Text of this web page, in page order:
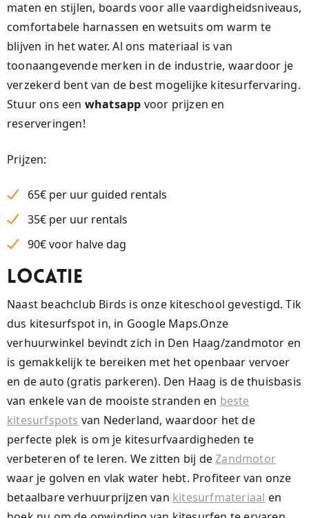
maten en stijlen, boards voor alle vaardigheidsniveaus,
comfortabele harnassen en wetsuits om warm te
blijven in het water. Al ons materiaal is van
toonaangevende merken in de industrie, waardoor je
verzekerd bent van de best mogelijke kitesurfervaring.
Stuur ons een whatsapp voor prijzen en
reserveringen!
Prijzen:
65€ per uur guided rentals
35€ per uur rentals
90€ voor halve dag
Locatie
Naast beachclub Birds is onze kiteschool gevestigd. Tik
dus kitesurfspot in, in Google Maps.Onze
verhuurwinkel bevindt zich in Den Haag/zandmotor en
is gemakkelijk te bereiken met het openbaar vervoer
en de auto (gratis parkeren). Den Haag is de thuisbasis
van enkele van de mooiste stranden en beste
kitesurfspots van Nederland, waardoor het de
perfecte plek is om je kitesurfvaardigheden te
verbeteren of te leren. We zitten bij deZandmotor
waar je golven en vlak water hebt. Profiteer van onze
betaalbare verhuurprijzen van kitesurfmateriaal en